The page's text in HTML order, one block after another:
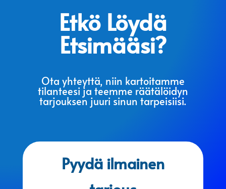
Etkö Löydä
Etsimääsi?
Ota yhteyttä, niin kartoitamme
tilanteesi ja teemme räätälöidyn
tarjouksen juuri sinun tarpeisiisi.
Pyydä ilmainen